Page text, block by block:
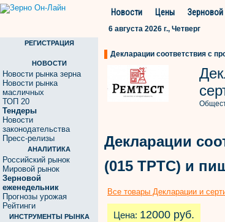
Новости Цены
6 августа 2026 г., Четверг
РЕГИСТРАЦИЯ
НОВОСТИ
Новости рынка зерна
Новости рынка
масличных
ТОП 20
Тендеры
Новости
законодательства
Пресс-релизы
АНАЛИТИКА
Российский рынок
Мировой рынок
Зерновой
еженедельник
Прогнозы урожая
Рейтинги
ИНСТРУМЕНТЫ РЫНКА
Декларации соответствия с
Декларации
(015 ТРТС) и
Все товары Декларации и
Цена: 12000 руб.